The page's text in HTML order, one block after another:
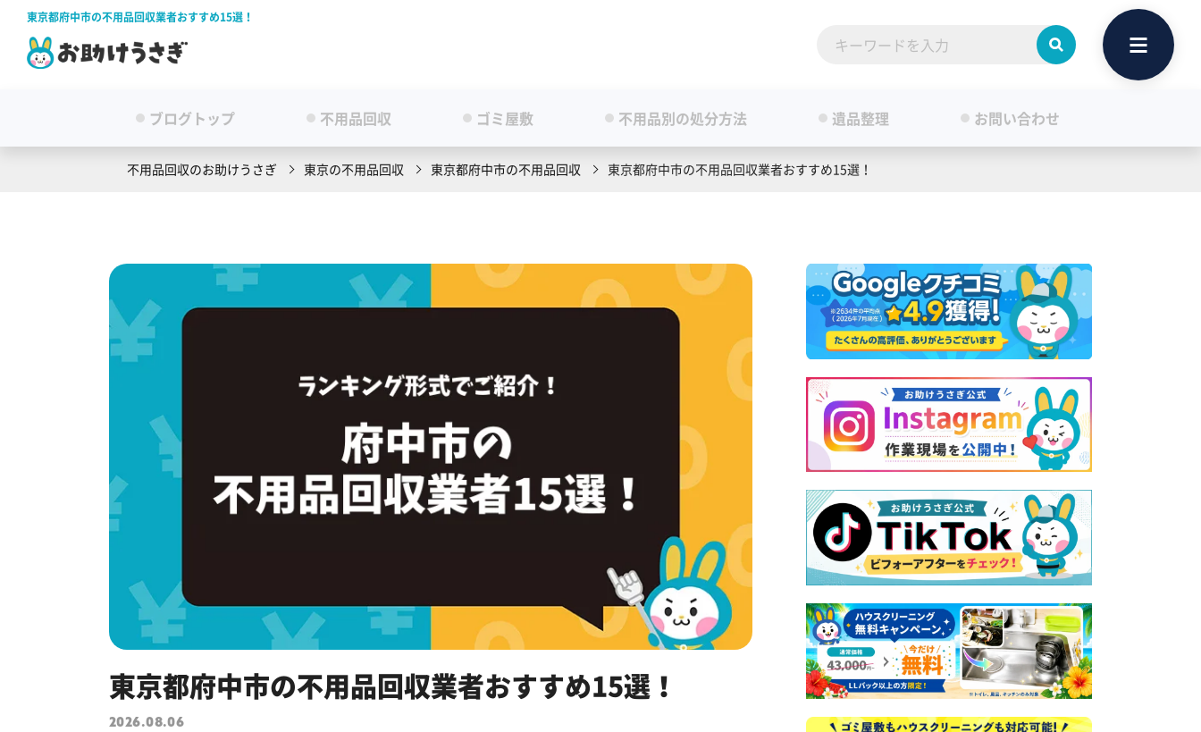
東京都府中市の不用品回収業者おすすめ15選！
ブログトップ 不用品回収 ゴミ屋敷 不用品別の処分方法 遺品整理 お問い合わせ
不用品回収のお助けうさぎ 東京の不用品回収 東京都府中市の不用品回収 東京都府中市の不用品回収業者おすすめ15選！
東京都府中市の不用品回収業者おすすめ15選！
2026.08.06